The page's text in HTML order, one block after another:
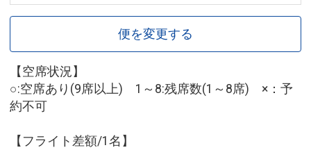
便を変更する
【空席状況】
○:空席あり(9席以上) 1～8:残席数(1～8席) ×：予
約不可
【フライト差額/1名】